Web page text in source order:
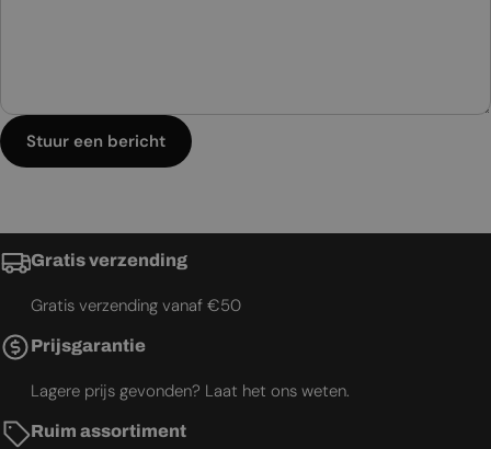
Stuur een bericht
Gratis verzending
Gratis verzending vanaf €50
Prijsgarantie
Lagere prijs gevonden? Laat het ons weten.
Ruim assortiment